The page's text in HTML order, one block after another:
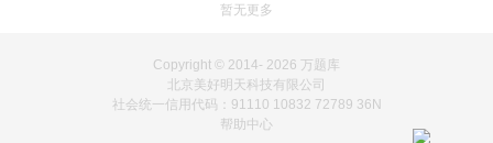
暂无更多
Copyright © 2014- 2026 万题库
北京美好明天科技有限公司
社会统一信用代码：91110 10832 72789 36N
帮助中心